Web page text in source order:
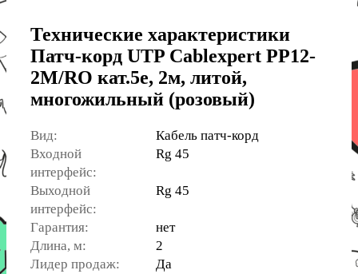
Технические характеристики
Патч-корд UTP Cablexpert PP12-
2M/RO кат.5e, 2м, литой,
многожильный (розовый)
Вид:
Кабель патч-корд
Входной
интерфейс:
Rg 45
Выходной
интерфейс:
Rg 45
Гарантия:
нет
Длина, м:
2
Лидер продаж:
Да